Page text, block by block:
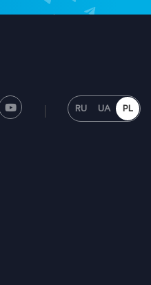
RU UA PL